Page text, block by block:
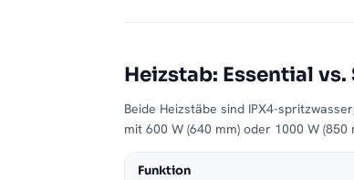
Heizstab: Essential vs.
Beide Heizstäbe sind IPX4-
mit 600 W (640 mm) oder 1000 W (850
Funktion